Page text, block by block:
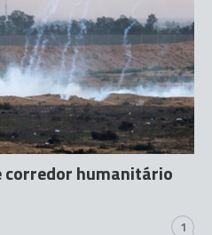
corredor humanitário
1